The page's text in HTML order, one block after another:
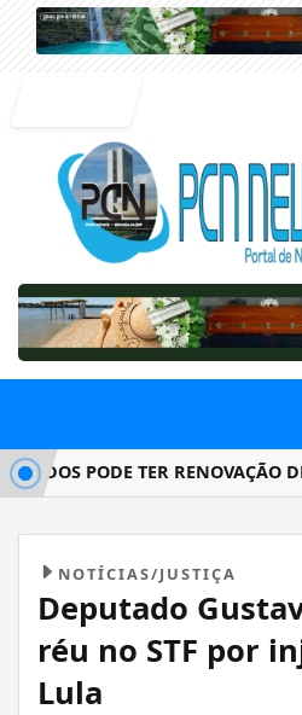
PODE TER RENOVAÇÃO DE
NOTÍCIAS/JUSTIÇA
Deputado
réu no STF por
Lula